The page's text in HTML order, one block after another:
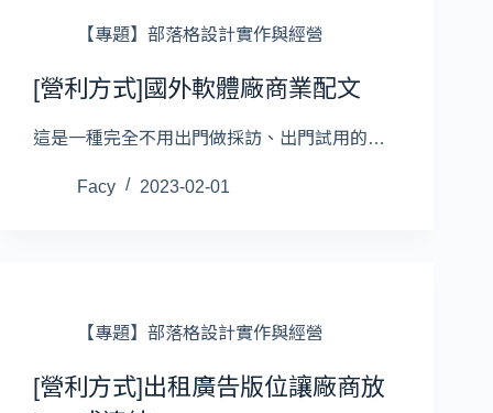
【專題】部落格設計實作與經營
[營利方式]國外軟體廠商業配文
這是一種完全不用出門做採訪、出門試用的…
Facy 2023-02-01
【專題】部落格設計實作與經營
[營利方式]出租廣告版位讓廠商放